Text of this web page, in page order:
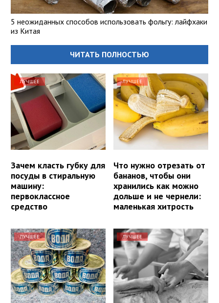
5 неожиданных способов использовать фольгу: лайфхаки
из Китая
ЧИТАТЬ ПОЛНОСТЬЮ
ЛУЧШЕЕ
Зачем класть губку для
посуды в стиральную
машину:
первоклассное
средство
ЛУЧШЕЕ
Что нужно отрезать от
бананов, чтобы они
хранились как можно
дольше и не чернели:
маленькая хитрость
ЛУЧШЕЕ ЛУЧШЕЕ